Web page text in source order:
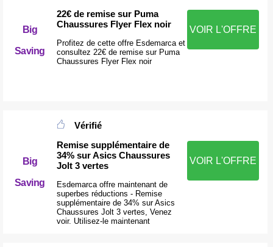
Big
Saving
22€ de remise sur Puma
Chaussures Flyer Flex noir
Profitez de cette offre Esdemarca et
consultez 22€ de remise sur Puma
Chaussures Flyer Flex noir
VOIR L'OFFRE
Big
Saving
Vérifié
Remise supplémentaire de
34% sur Asics Chaussures
Jolt 3 vertes
Esdemarca offre maintenant de
superbes réductions - Remise
supplémentaire de 34% sur Asics
Chaussures Jolt 3 vertes, Venez
voir. Utilisez-le maintenant
VOIR L'OFFRE